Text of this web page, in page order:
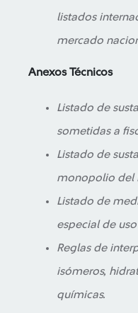
listados
mercado
Anexos Técnicos
Listado de
sometidas a
Listado de
monopolio del
Listado de
especial de
Reglas de
isómeros,
químicas.